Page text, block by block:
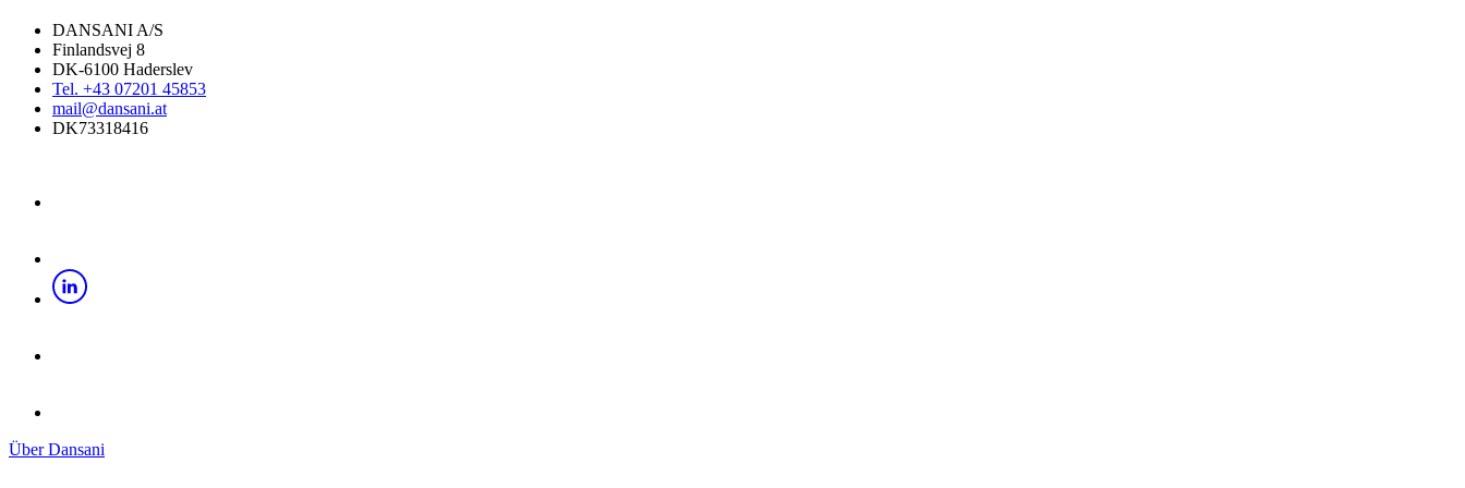
DANSANI A/S
Finlandsvej 8
DK-6100 Haderslev
Tel. +43 07201 45853
mail@dansani.at
DK73318416
Über Dansani